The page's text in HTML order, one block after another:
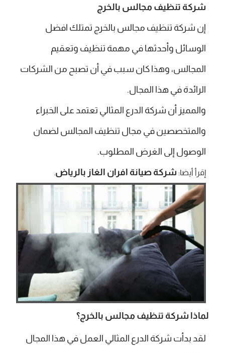
شركة تنظيف مجالس بالخرج
إن شركة تنظيف مجالس بالخرج تمتلك افضل
الوسائل وأحدثها في مهمة تنظيف وتعقيم
المجالس، وهذا كان سبب في أن تصبح من الشركات
الرائدة في هذا المجال.
والمميز أن شركة الدرع المثالي تعتمد على الخبراء
والمتخصصين في مجال تنظيف المجالس لضمان
الوصول إلى الغرض المطلوب.
إقرأ أيضا: شركة صيانة افران الغاز بالرياض.
لماذا شركة تنظيف مجالس بالخرج؟
لقد بدأت شركة الدرع المثالي العمل في هذا المجال